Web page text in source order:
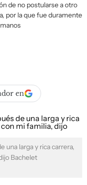
de no postularse a otro
por la que fue duramente
en
una larga y rica carrera,
Bachelet